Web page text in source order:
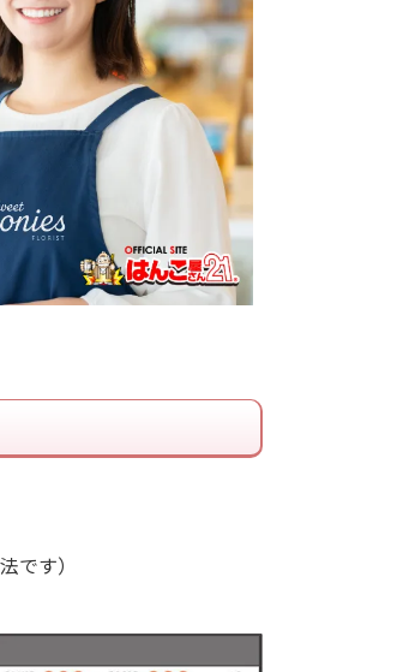
です）